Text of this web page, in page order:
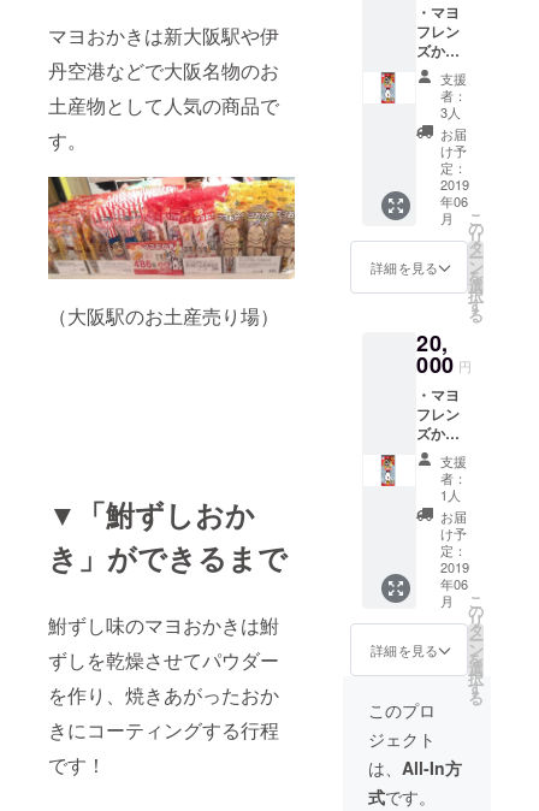
マヨおかきは新大阪駅や伊
丹空港などで大阪名物のお
土産物として人気の商品で
す。
（大阪駅のお土産売り場）
▼「鮒ずしおか
き」ができるまで
鮒ずし味のマヨおかきは鮒
ずしを乾燥させてパウダー
を作り、焼きあがったおか
きにコーティングする行程
です！
・マヨ
フレン
ズから
の感謝
状 ・鮒
ずし味
マヨお
かき
（３
袋） ・
伊吹ハ
ムの
ベーコ
ン ・ビ
ワマス
の水煮
支援
者：
3人
お届
け予
定：
2019
年06
月
詳細を見る
こ
の
リ
タ
ー
ン
を
選
択
す
る
20,
000 円
・マヨ
フレン
ズから
の感謝
状 ・鮒
ずし味
マヨお
かき
（５
袋） ・
魚万商
店の鮒
ずし
（大）
・魚万
商店の
鮎のア
ヒー
ジョ２
尾（魚
万）
支援
者：
1人
お届
け予
定：
2019
年06
月
詳細を見る
こ
の
リ
タ
ー
ン
を
選
択
す
る
このプロ
ジェクト
は、 All-In方
式です。